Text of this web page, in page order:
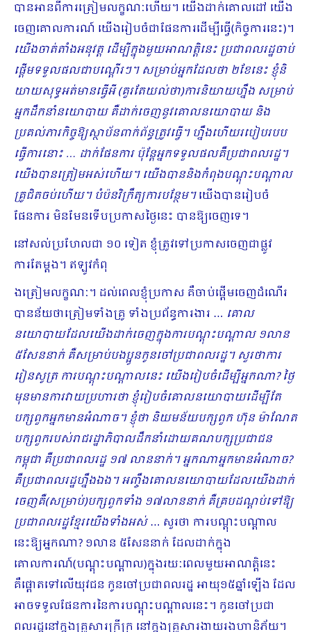
បានអានពីការត្រៀមលក្ខណៈហើយ។ យើងដាក់គោល​ដៅ យើង
ចេញគោលការណ៍ យើងរៀបចំជាផែនការដើម្បីធ្វើ(កិច្ចការនេះ)។
យើងចាត់តាំងអនុវត្ត ដើម្បីក្នុងមួយអាណត្តិនេះ ប្រជាពលរដ្ឋចាប់
ផ្តើមទទួលផលជាបណ្តើរៗ។ សម្រាប់អ្នកដែលថា ២ខែនេះ ខ្ញុំនិ​
យាយសុទ្ធអត់មានធ្វើអី (គួរតែយល់ថា)ការនិយាយហ្នឹង សម្រាប់
អ្នកដឹកនាំនយោបាយ គឺដាក់ចេញនូវគោលនយោបាយ និង
ប្រគល់ភារកិច្ចឱ្យស្ថាប័នពាក់ព័ន្ធត្រូវធ្វើ។ ហ្នឹងហើយរបៀបរបប
ធ្វើការនោះ … ដាក់ផែនការ ប៉ុន្តែអ្នកទទួលផលគឺប្រជាពលរដ្ឋ។
យើងបានត្រៀមអស់ហើយ។ យើងបាននិងកំពុងបណ្តុះបណ្ដាល
គ្រូជិតចប់ហើយ។ បំប៉នវិក្រឹត្យការបន្ថែម។យើងបានរៀបចំ
ផែនការ មិនមែនទើបប្រកាសថ្ងៃនេះ បានឱ្យចេញទេ។
នៅសល់ប្រហែលជា ១០ ទៀត ខ្ញុំត្រូវទៅប្រកាសចេញជាផ្លូវ
ការតែម្តង។ ឥឡូវកំពុ
ងត្រៀមលក្ខណៈ។ ដល់ពេលខ្ញុំប្រកាស គឺចាប់ផ្តើមចេញដំណើរ
បានន័យថាត្រៀមទាំងគ្រូ ទាំងប្រព័ន្ធការងារ … គោល
នយោបាយដែលយើងដាក់ចេញក្នុងការបណ្តុះបណ្តាល ១លាន
៥សែននាក់ គឺសម្រាប់បងប្អូនកូនចៅប្រជាពលរដ្ឋ។ សួរថាការ
រៀនសូត្រ ការបណ្តុះបណ្តាលនេះ យើងរៀបចំដើម្បីអ្នកណា? ថ្ងៃ
មុនមានការវាយប្រហារថា ខ្ញុំរៀបចំគោលនយោបាយដើម្បីតែ
បក្សពួកអ្នកមានអំណាច។ ខ្ញុំថា និយមន័យបក្សពួក ហ៊ុន ម៉ាណែត
បក្សពួករបស់រាជរដ្ឋាភិបាលដឹកនាំដោយគណបក្សប្រជាជន
កម្ពុជា គឺប្រជាពលរដ្ឋ ១៧ លាននាក់។ អ្នកណាអ្នកមានអំ​ណាច​?
គឺប្រជាពលរដ្ឋហ្នឹងឯង។ អញ្ចឹងគោលនយោបាយដែលយើងដាក់
ចេញគឺ(សម្រាប់)បក្សពួកទាំង ១៧លាននាក់ គឺគ្របដណ្តប់ទៅឱ្យ
ប្រជាពលរដ្ឋខ្មែរយើងទាំងអស់… សួរថា ការបណ្តុះបណ្តាល
នេះឱ្យអ្នកណា? ១លាន ៥សែននាក់ ដែលដាក់ក្នុង
គោលការណ៍(បណ្តុះបណ្តាល)ក្នុងរយៈពេលមួយអាណត្តិនេះ
គឺផ្តោតទៅលើយុវជន កូនចៅប្រជាពលរដ្ឋ អាយុ១៥ឆ្នាំឡើង ដែល
អាចទទួលផែនការនៃការបណ្តុះបណ្តាលនេះ។ កូនចៅប្រជា
ពលរដ្ឋនៅក្នុងគ្រួសារក្រីក្រ នៅក្នុងគ្រួសារងាយរងហានិភ័យ​។